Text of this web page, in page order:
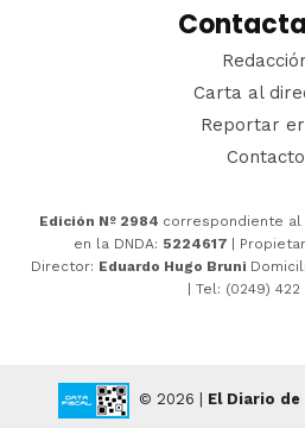
Carta al
Reportar
Contacto
Edición Nº 2984 correspondiente al
en la DNDA: 5224617 |
Director: Eduardo Hugo Bruni
| Tel: (0249)
© 2026 | El Diario de